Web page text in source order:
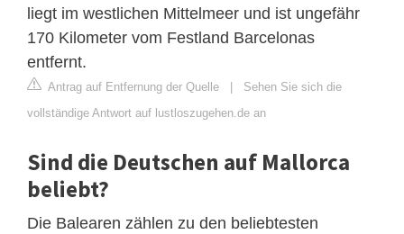
liegt im westlichen Mittelmeer und ist ungefähr
170 Kilometer vom Festland Barcelonas
entfernt.
Antrag auf Entfernung der Quelle
Sehen Sie sich die
vollständige Antwort auf lustloszugehen.de an
Sind die Deutschen auf Mallorca
beliebt?
Die Balearen zählen zu den beliebtesten